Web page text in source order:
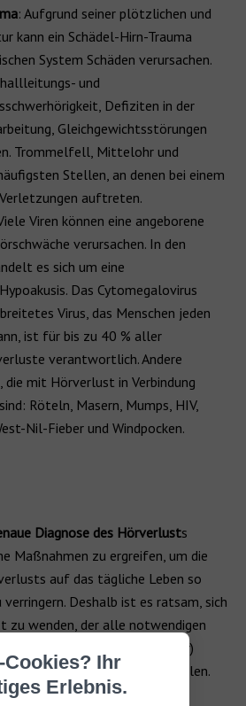
: Aufgrund seiner plötzlichen und
kann ein Schädel-Hirn-Trauma
System Schäden verursachen.
und
Defiziten in der
Gleichgewichtsstörungen
Trommelfell, Mittelohr und
Stellen, an denen bei einem
auftreten.
Viren können eine angeborene
verursachen. In den
es sich um eine
Das Cytomegalovirus
Virus, das Menschen jeden
ist für bis zu 40 % aller
verantwortlich. Andere
die mit Hörverlust in Verbindung
Röteln, Masern, Mumps, HIV,
Nil-Fieber und Windpocken.
Diagnose des Hörverlusts
Maßnahmen zu ergreifen, um die
auf das tägliche Leben so
Deshalb ist es ratsam, sich
zu wenden, der alle notwendigen
wenn Sie (oder ein Angehöriger)
Symptome bei sich feststellen.
Cookies? Ihr
Erlebnis.